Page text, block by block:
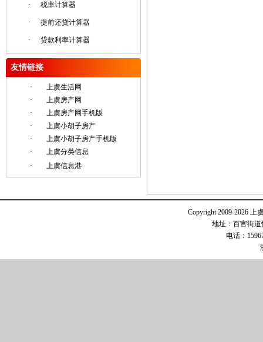
· 税率计算器
· 提前还贷计算器
· 贷款利率计算器
友情链接
·
上虞生活网
·
上虞房产网
·
上虞房产网手机版
·
上虞小胡子房产
·
上虞小胡子房产手机版
·
上虞分类信息
·
上虞信息港
Copyright 2009-2026 上
地址：百官街道
电话：